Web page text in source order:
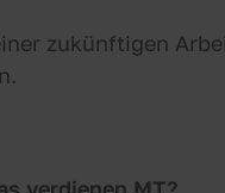
zukünftigen